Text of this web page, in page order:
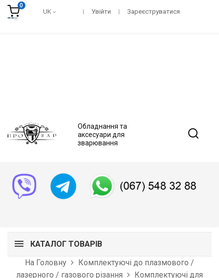
0
UK Увійти Зареєструватися
Обладнання та
аксесуари для
зварювання
КАТАЛОГ ТОВАРІВ
На Головну
Комплектуючі до плазмового /
лазерного / газового різання
Комплектуючі для